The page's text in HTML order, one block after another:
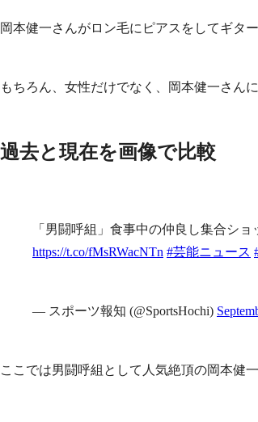
岡本健一さんがロン毛にピアスをしてギタ
もちろん、女性だけでなく、岡本健一さん
過去と現在を画像で比較
「男闘呼組」食事中の仲良し集合シ
https://t.co/fMsRWacNTn #芸能ニュース
— スポーツ報知 (@SportsHochi)
ここでは男闘呼組として人気絶頂の岡本健